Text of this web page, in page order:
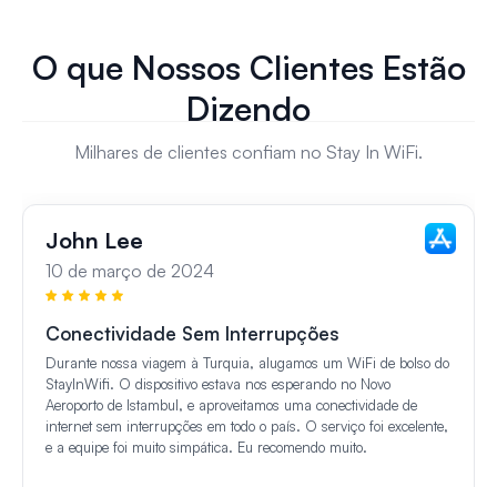
O que Nossos Clientes Estão
Dizendo
Milhares de clientes confiam no Stay In WiFi.
John Lee
10 de março de 2024
Conectividade Sem Interrupções
Durante nossa viagem à Turquia, alugamos um WiFi de bolso do
StayInWifi. O dispositivo estava nos esperando no Novo
Aeroporto de Istambul, e aproveitamos uma conectividade de
internet sem interrupções em todo o país. O serviço foi excelente,
e a equipe foi muito simpática. Eu recomendo muito.